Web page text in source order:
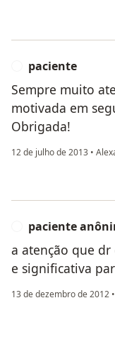
paciente
Sempre muito
motivada em
Obrigada!
12 de julho de 2013 •
paciente
a atenção que
e significativa
13 de dezembro de 2012 •